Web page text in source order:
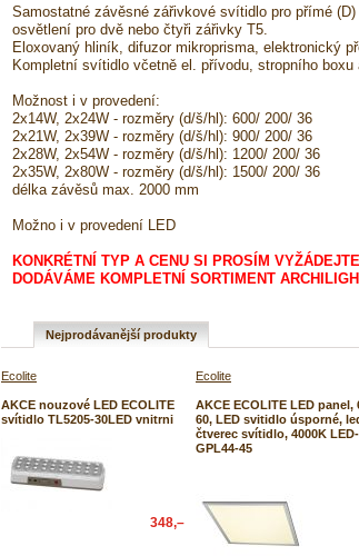
Samostatné závěsné zářivkové svítidlo pro přímé
osvětlení pro dvě nebo čtyři zářivky T5.
Eloxovaný hliník, difuzor mikroprisma, elektronický
Kompletní svítidlo včetně el. přívodu, stropního
Možnost i v provedení:
2x14W, 2x24W - rozměry (d/š/hl): 600/ 200/ 36
2x21W, 2x39W - rozměry (d/š/hl): 900/ 200/ 36
2x28W, 2x54W - rozměry (d/š/hl): 1200/ 200/ 36
2x35W, 2x80W - rozměry (d/š/hl): 1500/ 200/ 36
délka závěsů max. 2000 mm
Možno i v provedení LED
KONKRÉTNÍ TYP A CENU SI PROSÍM
DODÁVÁME KOMPLETNÍ SORTIMENT
Nejprodávanější produkty
Ecolite
AKCE nouzové LED ECOLITE
svítidlo TL5205-30LED vnitrni
348,–
Ecolite
AKCE ECOLITE LED panel,
60, LED svitidlo úsporné,
čtverec svítidlo, 4000K LED-
GPL44-45